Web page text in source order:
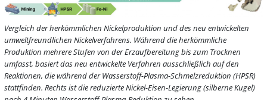
Vergleich der herkömmlichen Nickelproduktion und des neu entwickelten
umweltfreundlichen Nickelverfahrens. Während die herkömmliche
Produktion mehrere Stufen von der Erzaufbereitung bis zum Trocknen
umfasst, basiert das neu entwickelte Verfahren ausschließlich auf den
Reaktionen, die während der Wasserstoff-Plasma-Schmelzreduktion (HPSR)
stattfinden. Rechts ist die reduzierte Nickel-Eisen-Legierung (silberne Kugel)